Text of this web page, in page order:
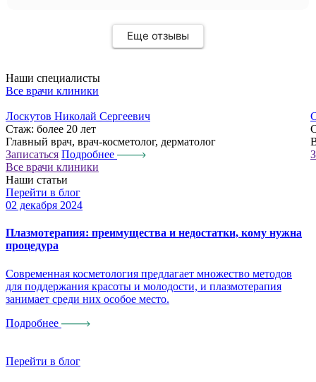
Еще отзывы
Наши специалисты
Все врачи клиники
Лоскутов Николай Сергеевич
Стаж: более 20 лет
Главный врач, врач-косметолог, дерматолог
Записаться Подробнее
Все врачи клиники
Наши статьи
Перейти в блог
02 декабря 2024
Плазмотерапия: преимущества и недостатки, кому нужна
процедура
Современная косметология предлагает множество методов
для поддержания красоты и молодости, и плазмотерапия
занимает среди них особое место.
Подробнее
Перейти в блог